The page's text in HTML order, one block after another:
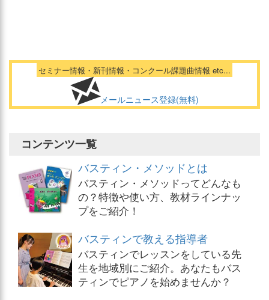
セミナー情報・新刊情報・コンクール課題曲情報 etc...
メールニュース登録(無料)
コンテンツ一覧
バスティン・メソッドとは
バスティン・メソッドってどんなも
の？特徴や使い方、教材ラインナッ
プをご紹介！
バスティンで教える指導者
バスティンでレッスンをしている先
生を地域別にご紹介。あなたもバス
ティンでピアノを始めませんか？